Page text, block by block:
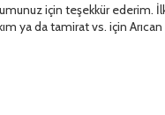
için teşekkür ederim.
ya da tamirat vs. için